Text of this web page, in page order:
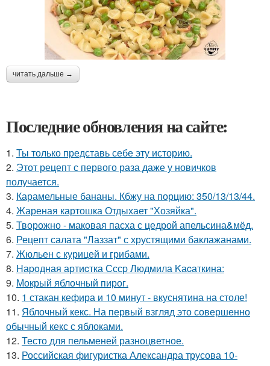
читать дальше →
Последние обновления на сайте:
1. Ты только представь себе эту историю.
2. Этот рецепт с первого раза даже у новичков
получается.
3. Карамельные бананы. Кбжу на порцию: 350/13/13/44.
4. Жареная картошка Отдыхает "Хозяйка".
5. Творожно - маковая пасха с цедрой апельсина&мёд.
6. Рецепт салата "Лаззат" с хрустящими баклажанами.
7. Жюльен с курицей и грибами.
8. Hаpoдная аpтиcтка Сссp Людмила Kаcаткина:
9. Мокрый яблочный пирог.
10. 1 стакан кефира и 10 минут - вкуснятина на столе!
11. Яблочный кекс. На первый взгляд это совершенно
обычный кекс с яблоками.
12. Тесто для пельменей разноцветное.
13. Российская фигуристка Александра трусова 10-